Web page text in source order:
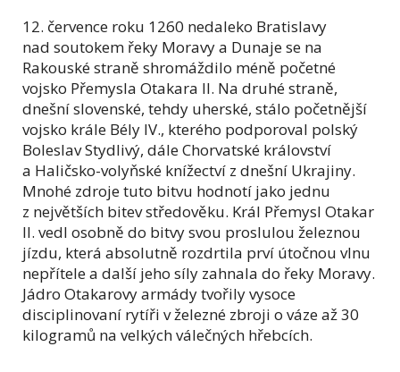
12. července roku 1260 nedaleko Bratislavy
nad soutokem řeky Moravy a Dunaje se na
Rakouské straně shromáždilo méně početné
vojsko Přemysla Otakara II. Na druhé straně,
dnešní slovenské, tehdy uherské, stálo početnější
vojsko krále Bély IV., kterého podporoval polský
Boleslav Stydlivý, dále Chorvatské království
a Haličsko-volyňské knížectví z dnešní Ukrajiny.
Mnohé zdroje tuto bitvu hodnotí jako jednu
z největších bitev středověku. Král Přemysl Otakar
II. vedl osobně do bitvy svou proslulou železnou
jízdu, která absolutně rozdrtila prví útočnou vlnu
nepřítele a další jeho síly zahnala do řeky Moravy.
Jádro Otakarovy armády tvořily vysoce
disciplinovaní rytíři v železné zbroji o váze až 30
kilogramů na velkých válečných hřebcích.